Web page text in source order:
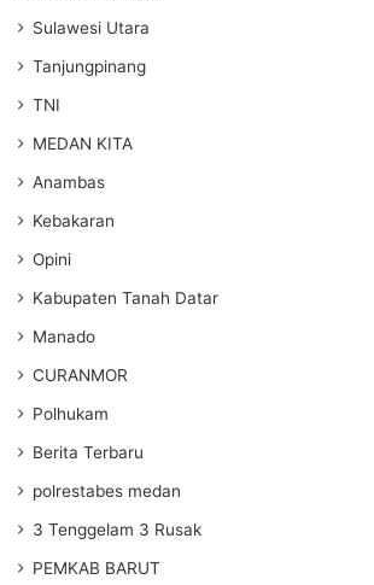
Sulawesi Utara
Tanjungpinang
TNI
MEDAN KITA
Anambas
Kebakaran
Opini
Kabupaten Tanah Datar
Manado
CURANMOR
Polhukam
Berita Terbaru
polrestabes medan
3 Tenggelam 3 Rusak
PEMKAB BARUT